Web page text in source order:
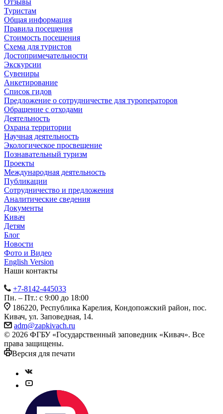
Туристам
Общая информация
Правила посещения
Стоимость посещения
Схема для туристов
Достопримечательности
Экскурсии
Сувениры
Анкетирование
Список гидов
Предложение о сотрудничестве для туроператоров
Обращение с отходами
Деятельность
Охрана территории
Научная деятельность
Экологическое просвещение
Познавательный туризм
Проекты
Международная деятельность
Публикации
Сотрудничество и предложения
Аналитические сведения
Документы
Кивач
Детям
Блог
Новости
Фото и Видео
English Version
Наши контакты
+7-8142-445033
Пн. – Пт.: с 9:00 до 18:00
186220, Республика Карелия, Кондопожский район, пос.
Кивач, ул. Заповедная, 14.
adm@zapkivach.ru
© 2026 ФГБУ «Государственный заповедник «Кивач». Все
права защищены.
Версия для печати